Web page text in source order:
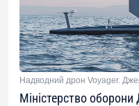
Надводний дрон Voyager.
Міністерство